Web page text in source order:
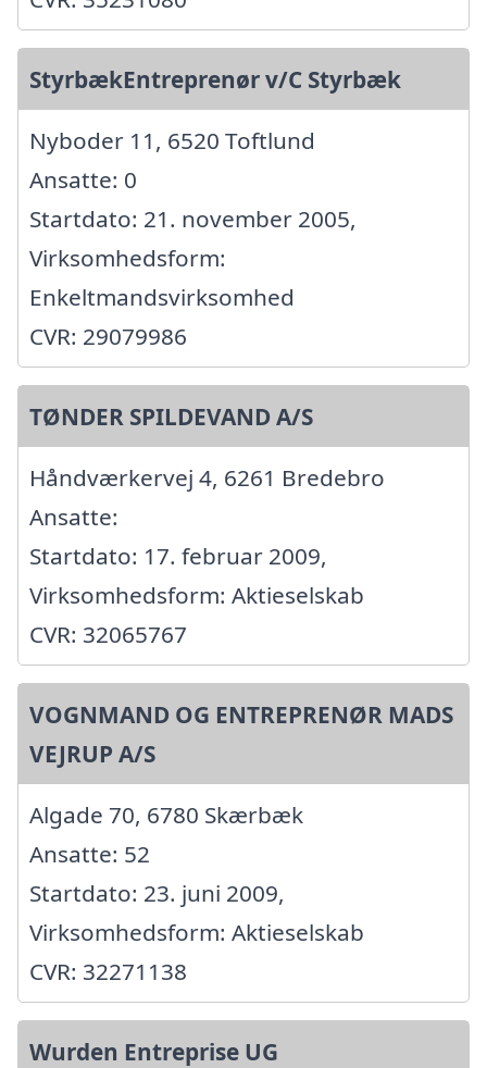
StyrbækEntreprenør v/C Styrbæk
Nyboder 11, 6520 Toftlund
Ansatte: 0
Startdato: 21. november 2005,
Virksomhedsform:
Enkeltmandsvirksomhed
CVR: 29079986
TØNDER SPILDEVAND A/S
Håndværkervej 4, 6261 Bredebro
Ansatte:
Startdato: 17. februar 2009,
Virksomhedsform: Aktieselskab
CVR: 32065767
VOGNMAND OG ENTREPRENØR MADS
VEJRUP A/S
Algade 70, 6780 Skærbæk
Ansatte: 52
Startdato: 23. juni 2009,
Virksomhedsform: Aktieselskab
CVR: 32271138
Wurden Entreprise UG